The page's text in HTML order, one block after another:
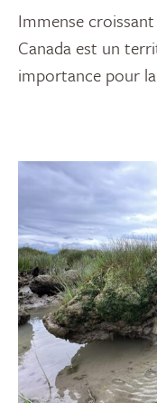
Immense
Canada est un
importance pour